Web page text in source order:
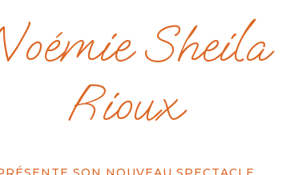
Sheila
Rioux